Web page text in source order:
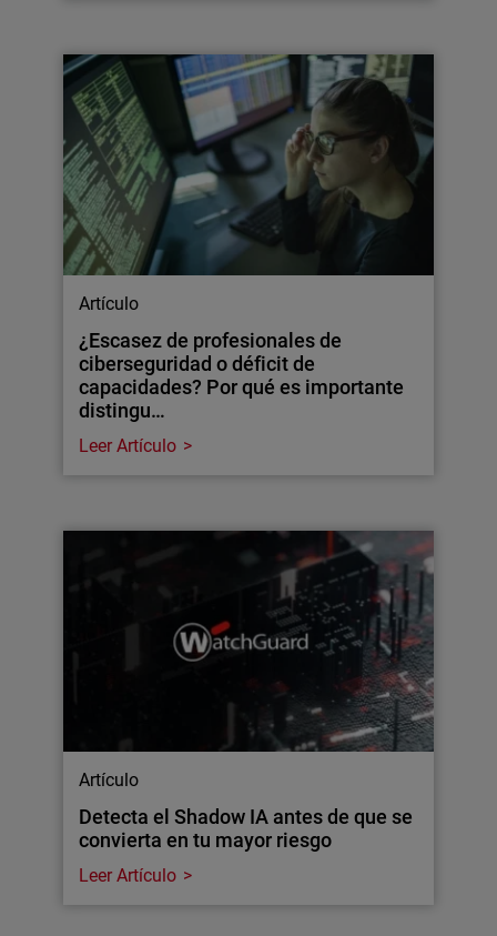
Artículo
¿Escasez de profesionales de
ciberseguridad o déficit de
capacidades? Por qué es importante
distingu…
Leer Artículo
Artículo
Detecta el Shadow IA antes de que se
convierta en tu mayor riesgo
Leer Artículo